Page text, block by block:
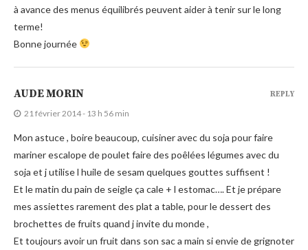
à avance des menus équilibrés peuvent aider à tenir sur le long
terme!
Bonne journée
AUDE MORIN
21 février 2014 - 13 h 56 min
Mon astuce , boire beaucoup, cuisiner avec du soja pour faire
mariner escalope de poulet faire des poêlées légumes avec du
soja et j utilise l huile de sesam quelques gouttes suffisent !
Et le matin du pain de seigle ça cale + l estomac…. Et je prépare
mes assiettes rarement des plat a table, pour le dessert des
brochettes de fruits quand j invite du monde ,
Et toujours avoir un fruit dans son sac a main si envie de grignoter
REPLY